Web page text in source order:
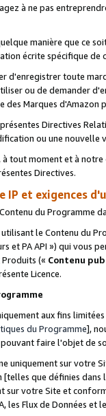
à ne pas
manière que ce
écrite spécifique de
d'enregistrer toute
ou de demander
Marques
Directives
ou une nouvelle
tout moment et à
Directives.
IP et exigences
du Programme
utilisant le Contenu du
et PA API ») qui vous
(« Contenu
Licence.
aux fins
du Programme],
faire l'objet de
uniquement sur votre
[telles que définies dans
sur votre Site et
les Flux de Données